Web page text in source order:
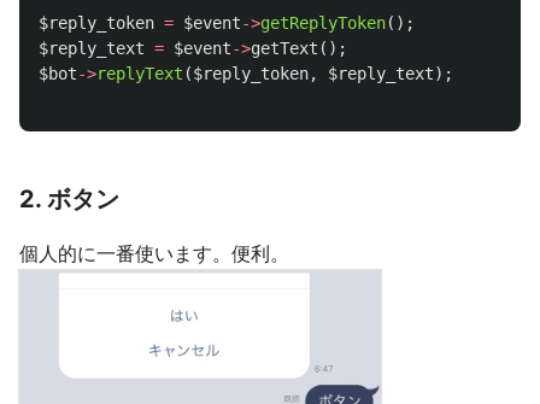
$reply_token = $event->getReplyToken();
$reply_text = $event->getText ();
$bot->replyText ($reply_token, $reply_text);
2. ボタン
個人的に一番使います。便利。